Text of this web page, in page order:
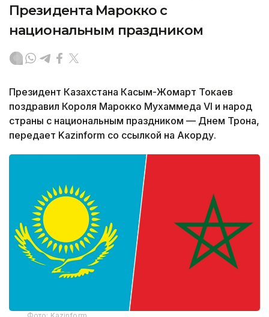
Президента Марокко с
национальным праздником
Президент Казахстана Касым-Жомарт Токаев
поздравил Короля Марокко Мухаммеда VI и народ
страны с национальным праздником — Днем Трона,
передает Kazinform со ссылкой на Акорду.